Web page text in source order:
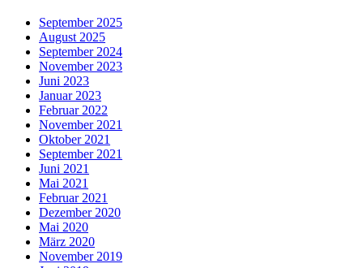
September 2025
August 2025
September 2024
November 2023
Juni 2023
Januar 2023
Februar 2022
November 2021
Oktober 2021
September 2021
Juni 2021
Mai 2021
Februar 2021
Dezember 2020
Mai 2020
März 2020
November 2019